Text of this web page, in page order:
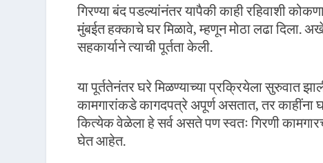
गिरण्या बंद पडल्यांनंतर यापैकी काही रहिवाशी
मुंबईत हक्काचे घर मिळावे, म्हणून मोठा लढा दिला.
सहकार्याने त्याची पूर्तता केली.
या पूर्ततेनंतर घरे मिळण्याच्या प्रक्रियेला सुरुवात
कामगारांकडे कागदपत्रे अपूर्ण असतात, तर काहींना
कित्येक वेळेला हे सर्व असते पण स्वतः गिरणी कामगारच
घेत आहेत.